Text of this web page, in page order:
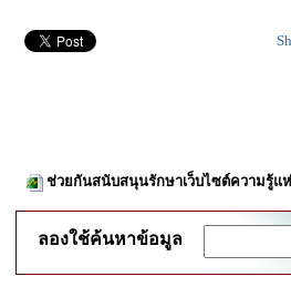
ช่วยกันสนับสนุนรักษาเว็บไซต์ความรู้แ
ลองใช้ค้นหาข้อมูล